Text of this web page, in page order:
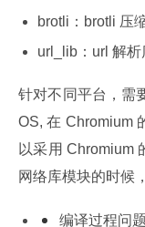
brotli：brotli 压
url_lib：url 解析
针对不同平台，需
OS, 在 Chromium
以采用 Chromium
网络库模块的时候
编译过程问题